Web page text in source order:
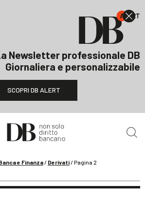
Newsletter professionale DB
Giornaliera e personalizzabile
SCOPRI DB ALERT
e Finanza/ Derivati/Pagina 2